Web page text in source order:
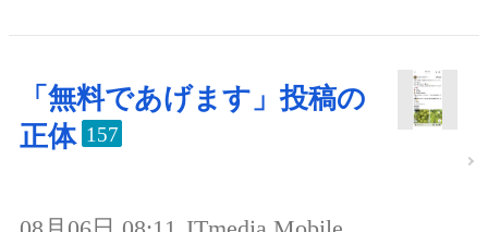
「無料であげます」投稿の
正体 157